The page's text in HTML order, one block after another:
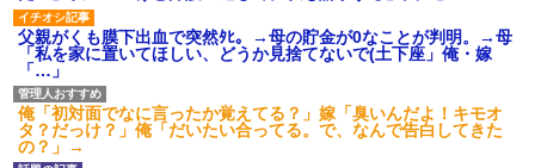
10年ほど前、息子がまだ年中だった時に離婚したんだけど、一昨
年の暮れに突然息子が職場を訪ねてきた。
夫に癌の余命宣告。その闘病中に長女から信じられない言葉を受
けた
父親がくも膜下出血で突然ﾀﾋ。→母の貯金が0なことが判明。→母
「私を家に置いてほしい、どうか見捨てないで(土下座」俺・嫁
「…」
俺「初対面でなに言ったか覚えてる？」嫁「臭いんだよ！キモオ
タ？だっけ？」俺「だいたい合ってる。で、なんで告白してきた
の？」→